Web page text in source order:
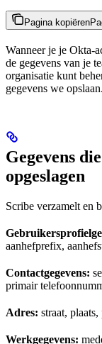
Pagina kopiëren
Wanneer je je Okta-
de gegevens van je
organisatie kunt
gegevens we opslaan.
Gegevens
opgeslagen
Scribe verzamelt en
aanhefprefix,
Contactgegevens:
primair
Adres: straat,
Werkgegevens: